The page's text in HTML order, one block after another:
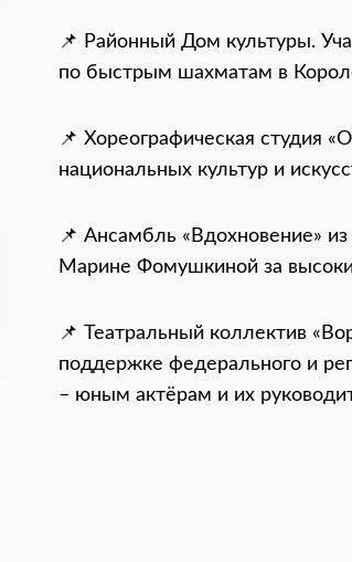
📌 Районный Дом культуры.
по быстрым шахматам в
📌 Хореографическая студия
национальных культур и
📌 Ансамбль «Вдохновение»
Марине Фомушкиной за
📌 Театральный коллектив
поддержке федерального и
– юным актёрам и их